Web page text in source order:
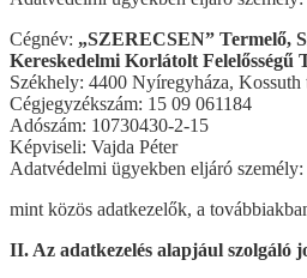
Cégnév: „SZERECSEN” Termelő,
Kereskedelmi Korlátolt Felelősségű
Székhely: 4400 Nyíregyháza, Kossuth
Cégjegyzékszám: 15 09 061184
Adószám: 10730430-2-15
Képviseli: Vajda Péter
Adatvédelmi ügyekben eljáró
mint közös adatkezelők, a
II. Az adatkezelés alapjául szolgáló